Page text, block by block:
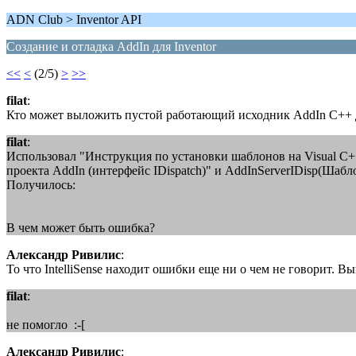
ADN Club > Inventor API
Создание и отладка AddIn для Inventor
<< < (2/5) > >>
filat:
Кто может выложить пустой работающий исходник AddIn С++
filat:
Использовал "Инструкция по установки шаблонов на Visual
проекта AddIn (интерфейс IDispatch)" и
Получилось:
В чем может быть ошибка?
Александр Ривилис:
То что IntelliSense находит ошибки еще ни о чем не говорит.
filat:
не помогло :-[
Александр Ривилис: